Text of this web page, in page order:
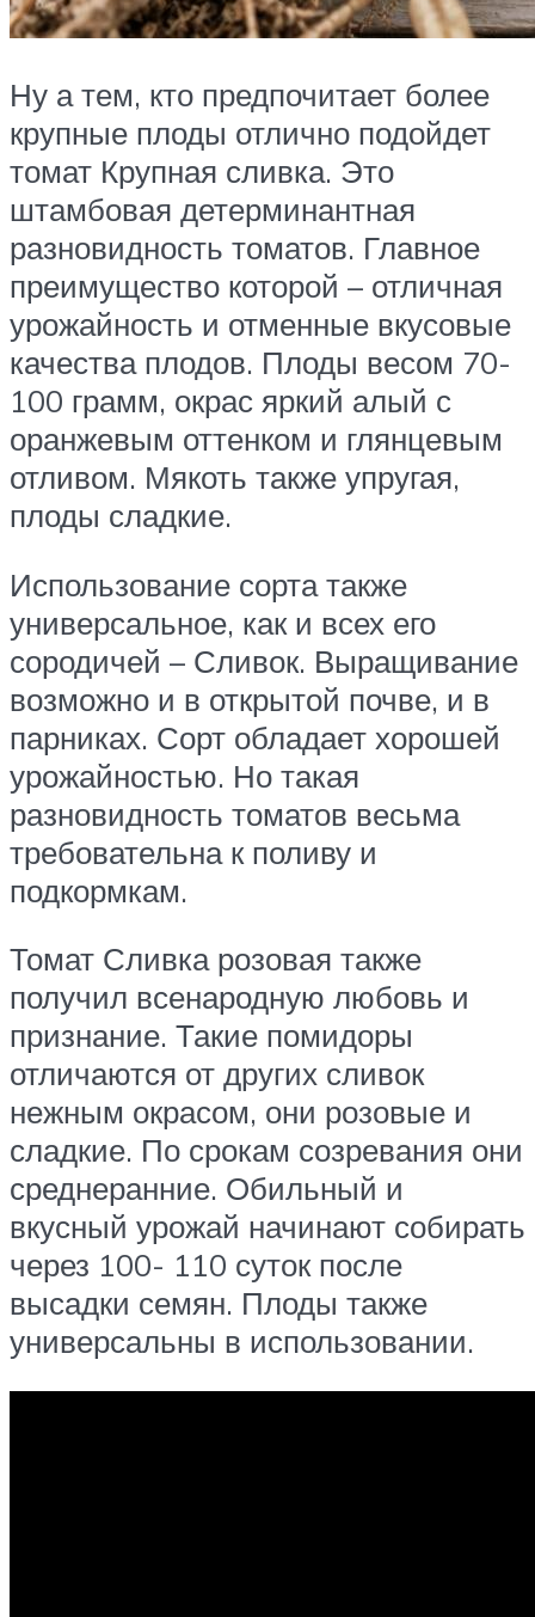
Ну а тем, кто предпочитает более
крупные плоды отлично подойдет
томат Крупная сливка. Это
штамбовая детерминантная
разновидность томатов. Главное
преимущество которой – отличная
урожайность и отменные вкусовые
качества плодов. Плоды весом 70-
100 грамм, окрас яркий алый с
оранжевым оттенком и глянцевым
отливом. Мякоть также упругая,
плоды сладкие.
Использование сорта также
универсальное, как и всех его
сородичей – Сливок. Выращивание
возможно и в открытой почве, и в
парниках. Сорт обладает хорошей
урожайностью. Но такая
разновидность томатов весьма
требовательна к поливу и
подкормкам.
Томат Сливка розовая также
получил всенародную любовь и
признание. Такие помидоры
отличаются от других сливок
нежным окрасом, они розовые и
сладкие. По срокам созревания они
среднеранние. Обильный и
вкусный урожай начинают собирать
через 100- 110 суток после
высадки семян. Плоды также
универсальны в использовании.